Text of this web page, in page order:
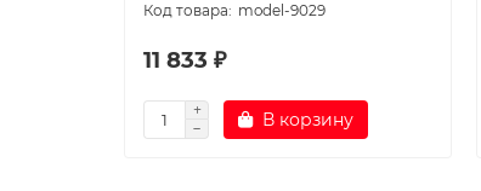
model-9029
11 833 ₽
В корзину